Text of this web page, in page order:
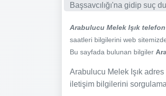
Başsavcılığı'na gidip suç
Arabulucu Melek Işık telefon
saatleri bilgilerini web
Bu sayfada bulunan bilgiler
Arabulucu Melek Işık
iletişim bilgilerini